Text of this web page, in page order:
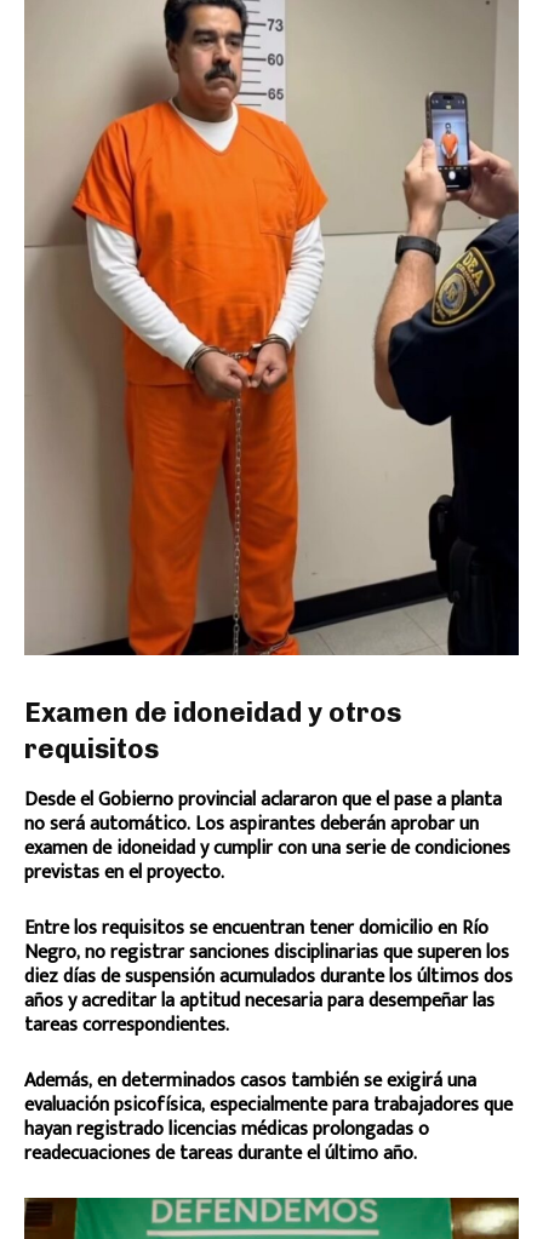
Examen de idoneidad y otros
requisitos
Desde el Gobierno provincial aclararon que el pase a planta
no será automático. Los aspirantes deberán aprobar un
examen de idoneidad y cumplir con una serie de condiciones
previstas en el proyecto.
Entre los requisitos se encuentran tener domicilio en Río
Negro, no registrar sanciones disciplinarias que superen los
diez días de suspensión acumulados durante los últimos dos
años y acreditar la aptitud necesaria para desempeñar las
tareas correspondientes.
Además, en determinados casos también se exigirá una
evaluación psicofísica, especialmente para trabajadores que
hayan registrado licencias médicas prolongadas o
readecuaciones de tareas durante el último año.